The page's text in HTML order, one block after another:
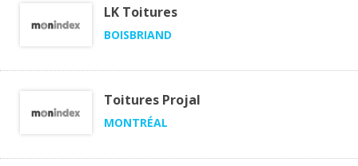
LK Toitures
BOISBRIAND
Toitures Projal
MONTRÉAL